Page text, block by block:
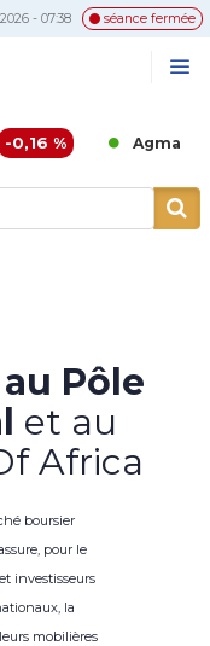
- 07:38 séance fermée
Agma 6 860,00
au Pôle
et au
Africa
boursier
pour le
investisseurs
la
mobilières